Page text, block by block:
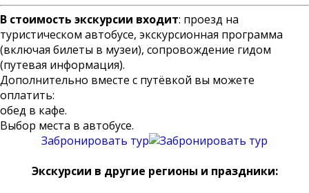
В стоимость экскурсии входит: проезд на
туристическом автобусе, экскурсионная программа
(включая билеты в музеи), сопровождение гидом
(путевая информация).
Дополнительно вместе с путёвкой вы можете
оплатить:
обед в кафе.
Выбор места в автобусе.
Забронировать тур
Экскурсии в другие регионы и праздники: